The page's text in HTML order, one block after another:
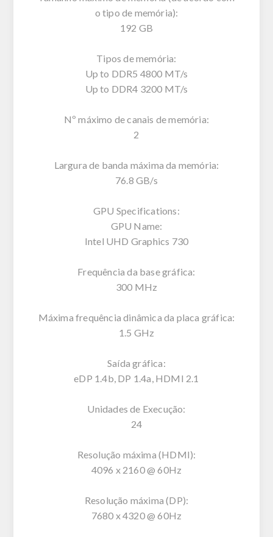
o tipo de memória):
192 GB
Tipos de memória:
Up to DDR5 4800 MT/s
Up to DDR4 3200 MT/s
Nº máximo de canais de memória:
2
Largura de banda máxima da memória:
76.8 GB/s
GPU Specifications:
GPU Name:
Intel UHD Graphics 730
Frequência da base gráfica:
300 MHz
Máxima frequência dinâmica da placa gráfica:
1.5 GHz
Saída gráfica:
eDP 1.4b, DP 1.4a, HDMI 2.1
Unidades de Execução:
24
Resolução máxima (HDMI):
4096 x 2160 @ 60Hz
Resolução máxima (DP):
7680 x 4320 @ 60Hz